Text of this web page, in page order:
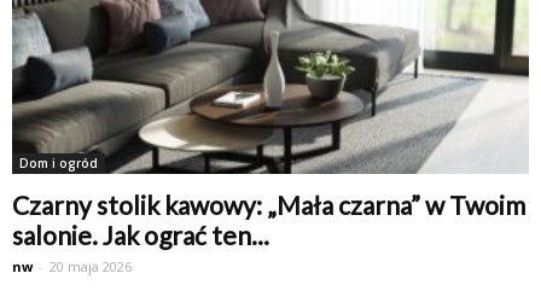
Dom i ogród
Czarny stolik kawowy: „Mała czarna” w Twoim
salonie. Jak ograć ten...
nw - 20 maja 2026